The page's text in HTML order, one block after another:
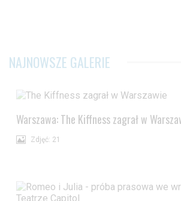
NAJNOWSZE GALERIE
Warszawa: The Kiffness zagrał w
Zdjęć: 21